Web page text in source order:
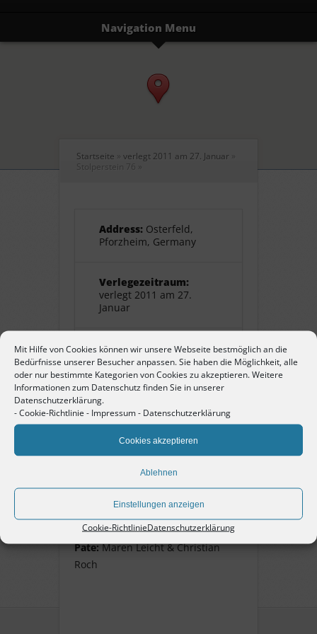
Mit Hilfe von Cookies können wir unsere Webseite bestmöglich an die
Bedürfnisse unserer Besucher anpassen. Sie haben die Möglichkeit, alle
oder nur bestimmte Kategorien von Cookies zu akzeptieren. Weitere
Informationen zum Datenschutz finden Sie in unserer
Datenschutzerklärung.
-Cookie-Richtlinie - Impressum- Datenschutzerklärung
Cookies akzeptieren
Ablehnen
Einstellungen anzeigen
Cookie-RichtlinieDatenschutzerklärung
Navigation Menu
Startseite » verlegt 2011 am 27. Januar »
Stolperstein 76 »
Address: Osterfeld,
Pforzheim, Germany
Verlegezeitraum:
verlegt 2011 am 27.
Januar
Name:Max Hausspiegel
Pate:Maren Leicht +
Christian Roch
Max Hausspiegel
geb. 2. November 1925, Jude,
Schüler im Schulghetto, Flucht
1939 in die USA, überlebte.
Pate:Maren Leicht & Christian
Roch